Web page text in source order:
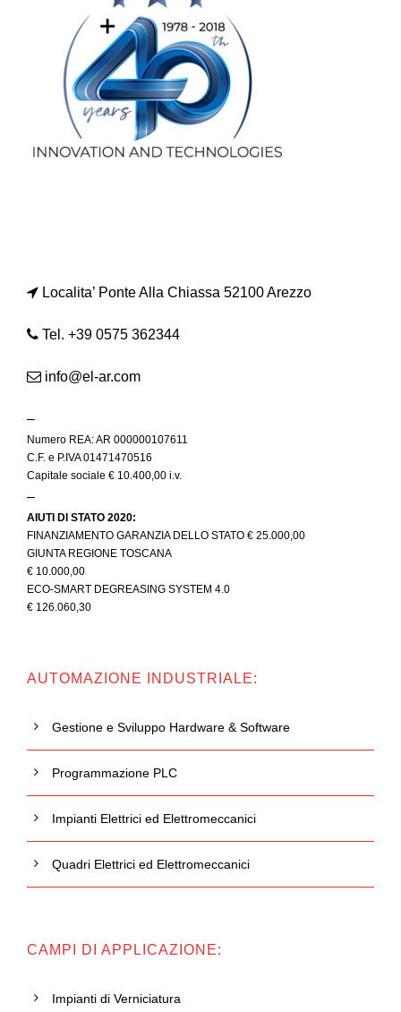
Localita’ Ponte Alla Chiassa 52100 Arezzo
Tel. +39 0575 362344
info@el-ar.com
–
Numero REA: AR 000000107611
C.F. e P.IVA 01471470516
Capitale sociale € 10.400,00 i.v.
–
AIUTI DI STATO 2020:
FINANZIAMENTO GARANZIA DELLO STATO € 25.000,00
GIUNTA REGIONE TOSCANA
€ 10.000,00
ECO-SMART DEGREASING SYSTEM 4.0
€ 126.060,30
AUTOMAZIONE INDUSTRIALE:
Gestione e Sviluppo Hardware & Software
Programmazione PLC
Impianti Elettrici ed Elettromeccanici
Quadri Elettrici ed Elettromeccanici
CAMPI DI APPLICAZIONE:
Impianti di Verniciatura